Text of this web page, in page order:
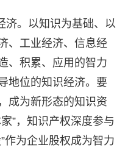
济。以知识为基础、以
、工业经济、信息经
、积累、应用的智力
地位的知识经济。要
成为新形态的知识资
”，知识产权深度参与
作为企业股权成为智力